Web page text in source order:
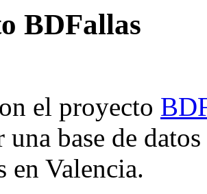
BDFallas
el proyecto
una base de
en Valencia.